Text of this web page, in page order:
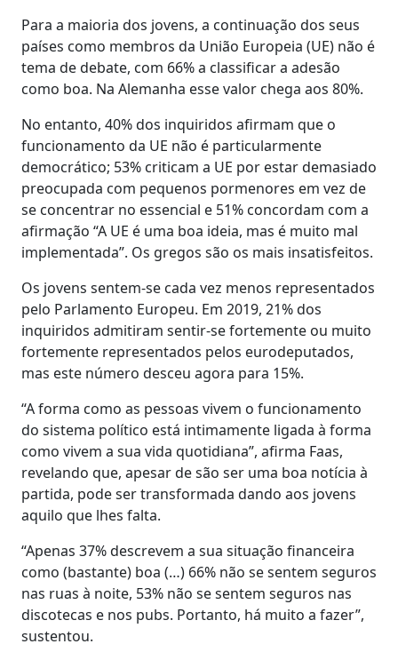
Para a maioria dos jovens, a continuação dos seus
países como membros da União Europeia (UE) não é
tema de debate, com 66% a classificar a adesão
como boa. Na Alemanha esse valor chega aos 80%.
No entanto, 40% dos inquiridos afirmam que o
funcionamento da UE não é particularmente
democrático; 53% criticam a UE por estar demasiado
preocupada com pequenos pormenores em vez de
se concentrar no essencial e 51% concordam com a
afirmação “A UE é uma boa ideia, mas é muito mal
implementada”. Os gregos são os mais insatisfeitos.
Os jovens sentem-se cada vez menos representados
pelo Parlamento Europeu. Em 2019, 21% dos
inquiridos admitiram sentir-se fortemente ou muito
fortemente representados pelos eurodeputados,
mas este número desceu agora para 15%.
“A forma como as pessoas vivem o funcionamento
do sistema político está intimamente ligada à forma
como vivem a sua vida quotidiana”, afirma Faas,
revelando que, apesar de são ser uma boa notícia à
partida, pode ser transformada dando aos jovens
aquilo que lhes falta.
“Apenas 37% descrevem a sua situação financeira
como (bastante) boa (…) 66% não se sentem seguros
nas ruas à noite, 53% não se sentem seguros nas
discotecas e nos pubs. Portanto, há muito a fazer”,
sustentou.